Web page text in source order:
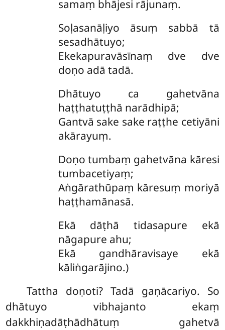
samaṃ bhājesi rājunaṃ.
Soḷasanāḷiyo āsuṃ sabbā tā
sesadhātuyo;
Ekekapuravāsīnaṃ dve dve
doṇo adā tadā.
Dhātuyo ca gahetvāna
haṭṭhatuṭṭhā narādhipā;
Gantvā sake sake raṭṭhe cetiyāni
akārayuṃ.
Doṇo tumbaṃ gahetvāna kāresi
tumbacetiyaṃ;
Aṅgārathūpaṃ kāresuṃ moriyā
haṭṭhamānasā.
Ekā dāṭhā tidasapure ekā
nāgapure ahu;
Ekā gandhāravisaye ekā
kāliṅgarājino.)
Tattha doṇoti? Tadā gaṇācariyo. So
dhātuyo vibhajanto ekaṃ
dakkhiṇadāṭhādhātuṃ gahetvā